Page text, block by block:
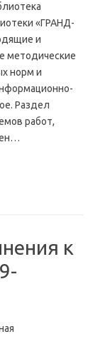
«ГРАНД-
и
методические
норм и
Раздел
работ,
к